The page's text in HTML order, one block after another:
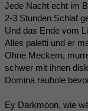
Jede Nacht echt im
2-3 Stunden Schlaf
Und das Ende vom
Alles paletti und er
Ohne Meckern,
schwer mit ihnen
Domina rauhole
Ey Darkmoon, wie